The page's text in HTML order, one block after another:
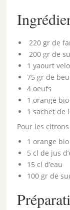
220 gr de
200 gr de
1 yaourt
75 gr de
4 oeufs
1 orange bio
1 sachet de
Pour les
1 orange bio
5 cl de jus
15 cl d’eau
100 gr de